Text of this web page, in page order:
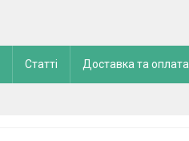
Статті Доставка та оплата